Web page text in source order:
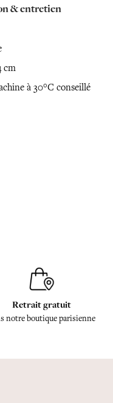
& entretien
cm
à 30°C conseillé
Retrait gratuit
notre boutique parisienne